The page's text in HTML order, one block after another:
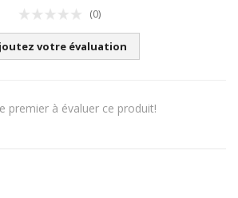
(0)
votre évaluation
premier à évaluer ce produit!